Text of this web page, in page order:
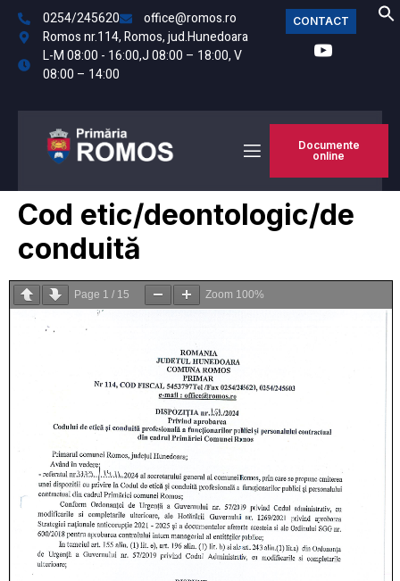
0254/245620
office@romos.ro
Romos nr.114, Romos, jud.Hunedoara
L-M 08:00 - 16:00,J 08:00 – 18:00, V
08:00 – 14:00
CONTACT
Documente
online
Cod etic/deontologic/de
conduită
Page 1 / 15 Zoom 100%